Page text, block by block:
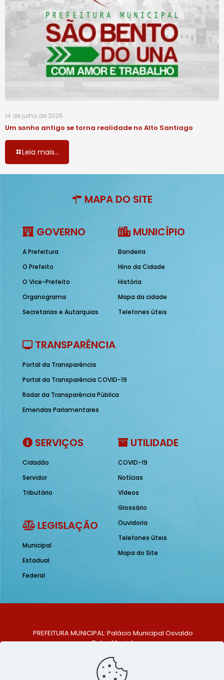
14 de julho de 2026
Um sonho antigo se torna realidade no Alto Santiago
Leia mais...
MAPA DO SITE
GOVERNO
A Prefeitura
O Prefeito
O Vice-Prefeito
Organograma
Secretarias e Autarquias
MUNICÍPIO
Bandeira
Hino da Cidade
História
Mapa da cidade
Telefones úteis
TRANSPARÊNCIA
Portal da Transparência
Portal da Transparência COVID-19
Radar da Transparência Pública
Emendas Parlamentares
SERVIÇOS
Cidadão
Servidor
Tributário
LEGISLAÇÃO
Municipal
Estadual
Federal
UTILIDADE
COVID-19
Notícias
Vídeos
Glossário
Ouvidoria
Telefones úteis
Mapa do Site
PREFEITURA MUNICIPAL: Palácio Municipal Osvaldo
Celso Maciel
Centro, São Bento do Una - PE. CEP: 553370-128
TELEFONE: (81) 99548-1569